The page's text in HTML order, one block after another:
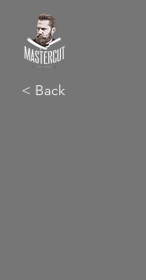
< Back